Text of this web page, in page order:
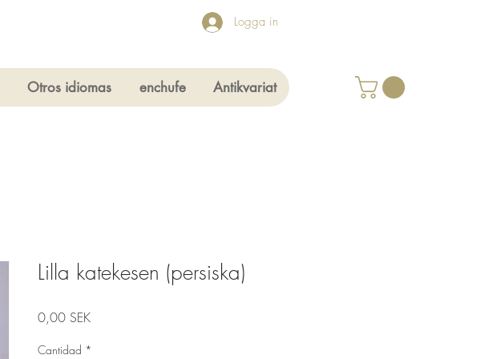
Logga in
Otros idiomas enchufe Antikvariat
Lilla katekesen (persiska)
0,00 SEKPrecio
Cantidad *